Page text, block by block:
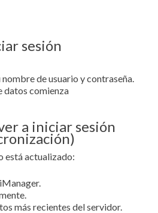
sesión
de usuario y contraseña.
datos comienza
a iniciar sesión
está actualizado:
más recientes del servidor.